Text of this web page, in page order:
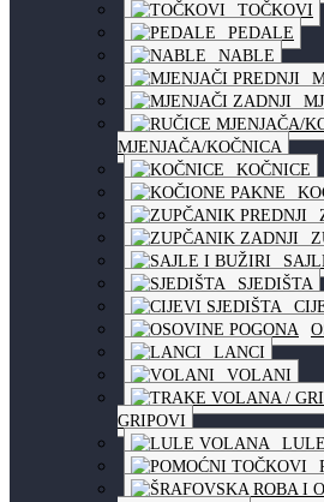
TOČKOVI
PEDALE
NABLE
MJENJAČA/KOČNICA
KOČNICE
SJEDIŠTA
LANCI
VOLANI
GRIPOVI